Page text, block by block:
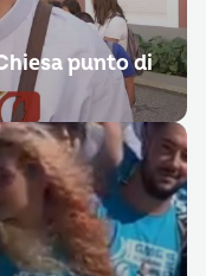
punto di